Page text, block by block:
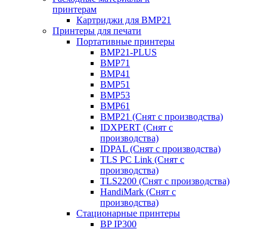
принтерам
Картриджи для BMP21
Принтеры для печати
Портативные принтеры
BMP21-PLUS
BMP71
BMP41
BMP51
BMP53
BMP61
BMP21 (Снят с производства)
IDXPERT (Снят с
производства)
IDPAL (Снят с производства)
TLS PC Link (Снят с
производства)
TLS2200 (Снят с производства)
HandiMark (Снят с
производства)
Стационарные принтеры
BP IP300